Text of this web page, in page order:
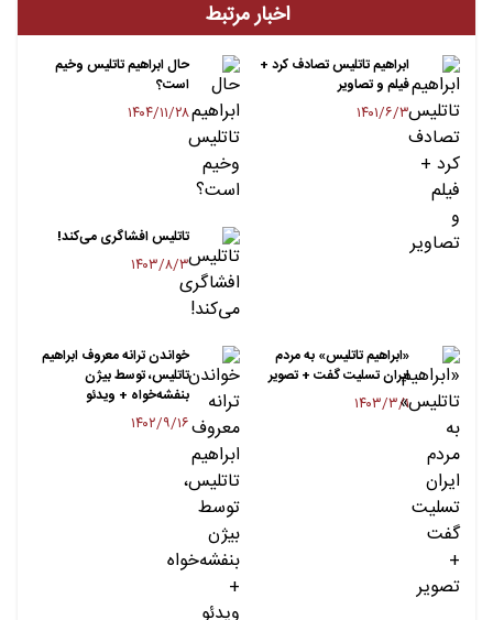
اخبار مرتبط
ابراهیم تاتلیس تصادف کرد +
فیلم و تصاویر
۱۴۰۱/۶/۳
حال ابراهیم تاتلیس وخیم
است؟
۱۴۰۴/۱۱/۲۸
تاتلیس افشاگری می‌کند!
۱۴۰۳/۸/۳
«ابراهیم تاتلیس» به مردم
ایران تسلیت گفت + تصویر
۱۴۰۳/۳/۱
خواندن ترانه معروف ابراهیم
تاتلیس، توسط بیژن
بنفشه‌خواه + ویدئو
۱۴۰۲/۹/۱۶